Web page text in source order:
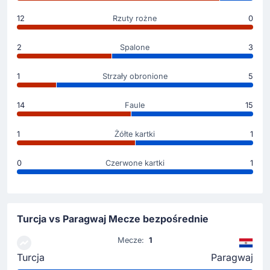
Paragwaj: żółtka kartka dla Matias Galarza.
Matias Galarza Fonda(Strzelec)
Matias Galarza (Paragwaj) daje prowadzenie
0 - 1. Julio Enciso autorem pięknej asysty,
zakończonej golem na 0 - 1.
Rozpoczecie spotkania
12 Rzuty rożne 0
2 Spalone 3
1 Strzały obronione 5
14 Faule 15
1 Żółte kartki 1
0 Czerwone kartki 1
Turcja vs Paragwaj Mecze bezpośrednie
Turcja
Mecze: 1
Paragwaj